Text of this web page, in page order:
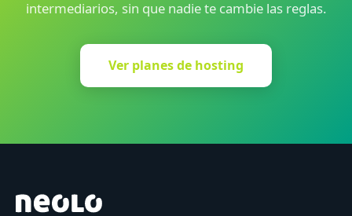
intermediarios, sin que nadie te cambie las reglas.
Ver planes de hosting